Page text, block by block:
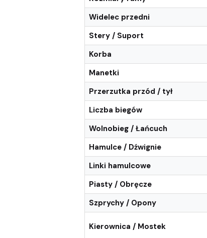
Widelec przedni
Stery / Suport
Korba
Manetki
Przerzutka przód / tył
Liczba biegów
Wolnobieg / Łańcuch
Hamulce / Dźwignie
Linki hamulcowe
Piasty / Obręcze
Szprychy / Opony
Kierownica / Mostek